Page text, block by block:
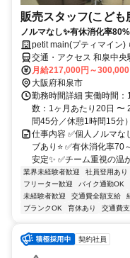
販売スタッフ(こども
ノルマなし✨有休消化率
petit main(プティマイン)
交通・アクセス 和泉中
20分
月給217,000円～300,000
大阪府和泉市
勤務時間詳細 実働時間
数：1ヶ月あたり20日 〜
間45分／休憩1時間15分
仕事内容 ✅個人ノルマな
ブあり⭐ ✅有休消化率70
安定✨ ✅チーム重視の温
業界未経験者歓迎 社員登用あり
フリーター歓迎
バイク通勤OK
未経験者歓迎
交通費全額支給
ブランクOK
育休あり 交通費
契約社員